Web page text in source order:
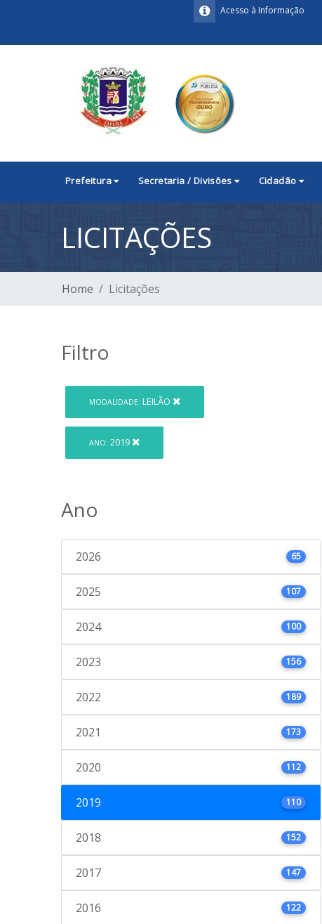
Acesso à Informação
Prefeitura Secretaria / Divisões Cidadão
LICITAÇÕES
Home Licitações
Filtro
MODALIDADE: LEILÃO
ANO: 2019
Ano
2026 65
2025 107
2024 100
2023 156
2022 189
2021 173
2020 112
2019 110
2018 152
2017 147
2016 122